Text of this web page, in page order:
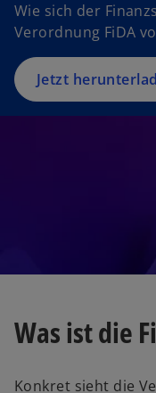
Wie sich der
Verordnung FiDA
Jetzt
s
i
n
a
n
e
Was ist die
Konkret sieht die